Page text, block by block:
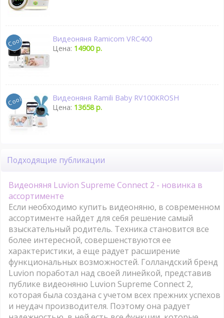
Видеоняня Ramicom VRC400
Цена: 14900 р.
Видеоняня Ramili Baby RV100KROSH
Цена: 13658 р.
Подходящие публикации
Видеоняня Luvion Supreme Connect 2 - новинка в
ассортименте
Если необходимо купить видеоняню, в современном
ассортименте найдет для себя решение самый
взыскательный родитель. Техника становится все
более интересной, совершенствуются ее
характеристики, а еще радует расширение
функциональных возможностей. Голландский бренд
Luvion поработал над своей линейкой, представив
публике видеоняню Luvion Supreme Connect 2,
которая была создана с учетом всех прежних успехов
и неудач производителя. Поэтому она радует